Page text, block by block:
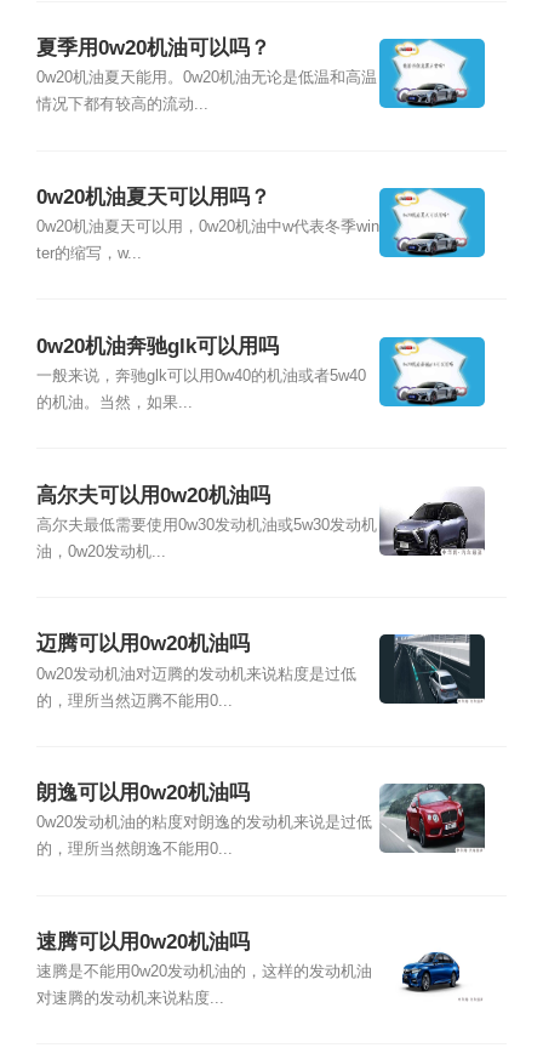
夏季用0w20机油可以吗？
0w20机油夏天能用。0w20机油无论是低温和高温
情况下都有较高的流动...
0w20机油夏天可以用吗？
0w20机油夏天可以用，0w20机油中w代表冬季win
ter的缩写，w...
0w20机油奔驰glk可以用吗
一般来说，奔驰glk可以用0w40的机油或者5w40
的机油。当然，如果...
高尔夫可以用0w20机油吗
高尔夫最低需要使用0w30发动机油或5w30发动机
油，0w20发动机...
迈腾可以用0w20机油吗
0w20发动机油对迈腾的发动机来说粘度是过低
的，理所当然迈腾不能用0...
朗逸可以用0w20机油吗
0w20发动机油的粘度对朗逸的发动机来说是过低
的，理所当然朗逸不能用0...
速腾可以用0w20机油吗
速腾是不能用0w20发动机油的，这样的发动机油
对速腾的发动机来说粘度...